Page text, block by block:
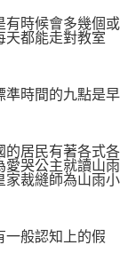
時候會多幾個或
天都能走對教室
時間的九點是早
居民有著各式各
愛哭公主就讀山雨
家裁縫師為山雨小
般認知上的假